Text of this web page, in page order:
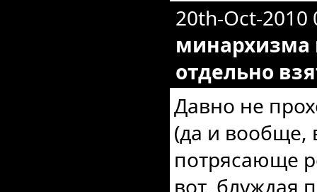
20th-Oct-2010
минархизма
отдельно
Давно не
(да и вообще,
потрясающе
вот, блуждая